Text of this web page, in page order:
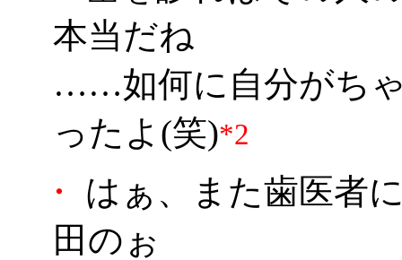
本当だね
……如何に自分がち
ったよ(笑)*2
・
はぁ、また歯医者
田のぉ